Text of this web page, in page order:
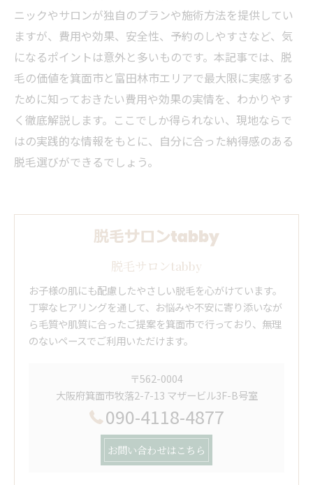
ニックやサロンが独自のプランや施術方法を提供してい
ますが、費用や効果、安全性、予約のしやすさなど、気
になるポイントは意外と多いものです。本記事では、脱
毛の価値を箕面市と富田林市エリアで最大限に実感する
ために知っておきたい費用や効果の実情を、わかりやす
く徹底解説します。ここでしか得られない、現地ならで
はの実践的な情報をもとに、自分に合った納得感のある
脱毛選びができるでしょう。
脱毛サロンtabby
お子様の肌にも配慮したやさしい脱毛を心がけています。
丁寧なヒアリングを通して、お悩みや不安に寄り添いなが
ら毛質や肌質に合ったご提案を箕面市で行っており、無理
のないペースでご利用いただけます。
〒562-0004
大阪府箕面市牧落2-7-13 マザービル3F-B号室
090-4118-4877
お問い合わせはこちら